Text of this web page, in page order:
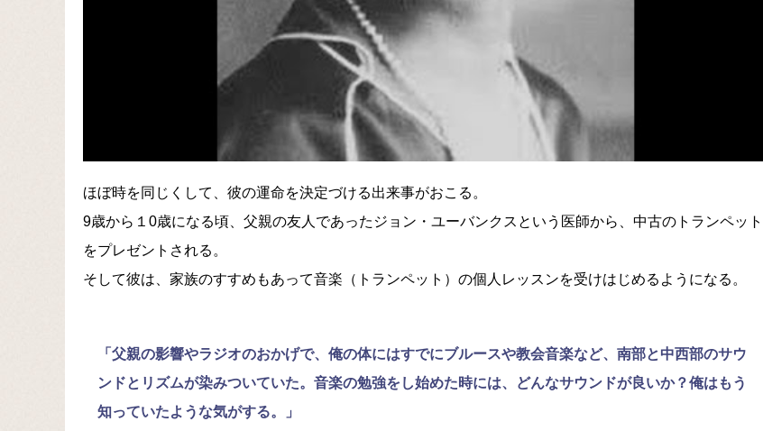
ほぼ時を同じくして、彼の運命を決定づける出来事がおこる。
9歳から１0歳になる頃、父親の友人であったジョン・ユーバンクスという医師から、中古のトランペット
をプレゼントされる。
そして彼は、家族のすすめもあって音楽（トランペット）の個人レッスンを受けはじめるようになる。
「父親の影響やラジオのおかげで、俺の体にはすでにブルースや教会音楽など、南部と中西部のサウ
ンドとリズムが染みついていた。音楽の勉強をし始めた時には、どんなサウンドが良いか？俺はもう
知っていたような気がする。」